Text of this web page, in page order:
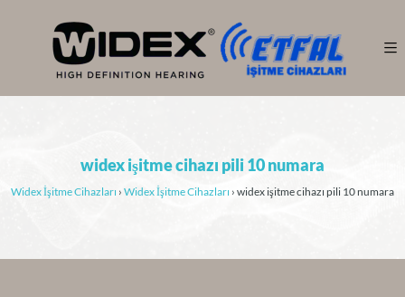
widex işitme cihazı pili 10 numara
Widex İşitme Cihazları › Widex İşitme Cihazları › widex işitme cihazı pili 10 numara